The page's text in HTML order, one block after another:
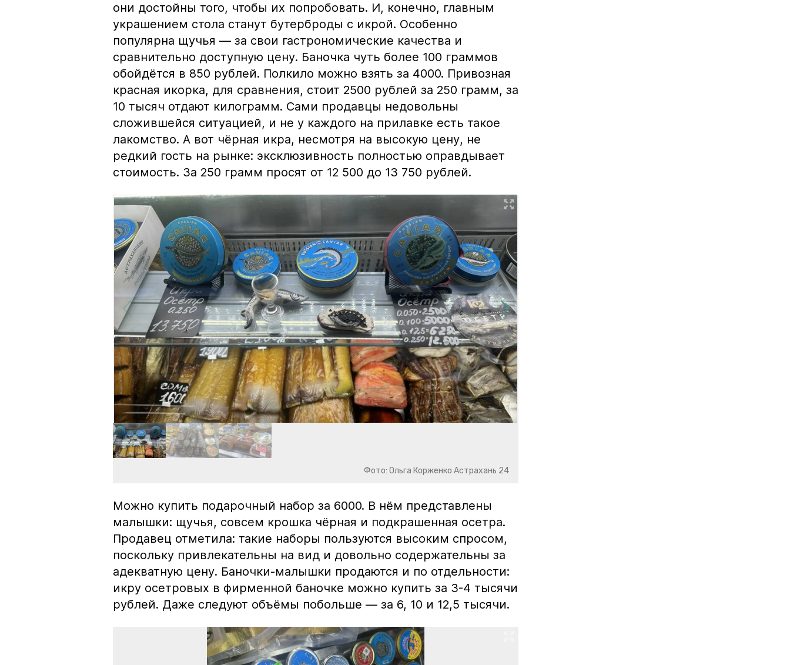
они достойны того, чтобы их попробовать. И, конечно, главным
украшением стола станут бутерброды с икрой. Особенно
популярна щучья — за свои гастрономические качества и
сравнительно доступную цену. Баночка чуть более 100 граммов
обойдётся в 850 рублей. Полкило можно взять за 4000. Привозная
красная икорка, для сравнения, стоит 2500 рублей за 250 грамм, за
10 тысяч отдают килограмм. Сами продавцы недовольны
сложившейся ситуацией, и не у каждого на прилавке есть такое
лакомство. А вот чёрная икра, несмотря на высокую цену, не
редкий гость на рынке: эксклюзивность полностью оправдывает
стоимость. За 250 грамм просят от 12 500 до 13 750 рублей.
Фото: Ольга Корженко Астрахань 24
Можно купить подарочный набор за 6000. В нём представлены
малышки: щучья, совсем крошка чёрная и подкрашенная осетра.
Продавец отметила: такие наборы пользуются высоким спросом,
поскольку привлекательны на вид и довольно содержательны за
адекватную цену. Баночки-малышки продаются и по отдельности:
икру осетровых в фирменной баночке можно купить за 3-4 тысячи
рублей. Даже следуют объёмы побольше — за 6, 10 и 12,5 тысячи.